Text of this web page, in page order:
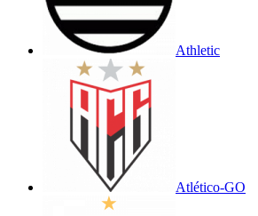
Athletic
Atlético-GO